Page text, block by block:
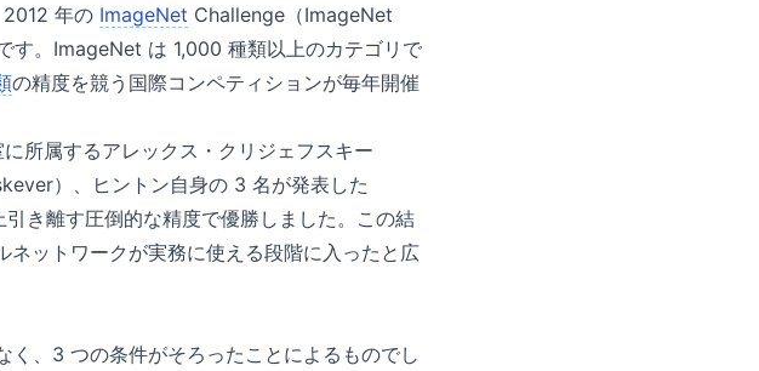
年の ImageNet Challenge（ImageNet
。ImageNet は 1,000 種類以上のカテゴリで
の精度を競う国際コンペティションが毎年開催
所属するアレックス・クリジェフスキー
）、ヒントン自身の 3 名が発表した
き離す圧倒的な精度で優勝しました。この結
ットワークが実務に使える段階に入ったと広
、3 つの条件がそろったことによるものでし